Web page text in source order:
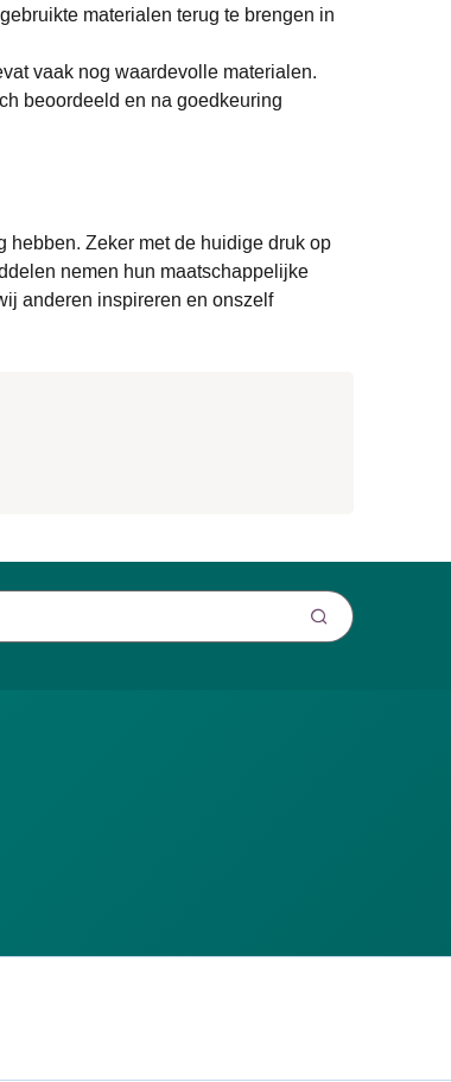
materialen terug te brengen in
vaak nog waardevolle materialen.
beoordeeld en na goedkeuring
Zeker met de huidige druk op
nemen hun maatschappelijke
anderen inspireren en onszelf